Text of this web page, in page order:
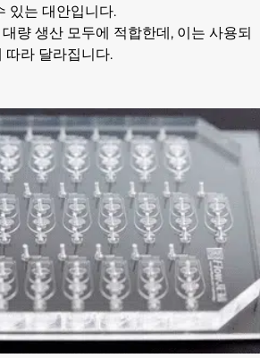
있는 대안입니다.
량 생산 모두에 적합한데, 이는 사용되
따라 달라집니다.